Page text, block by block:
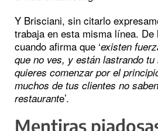
Y Brisciani, sin citarlo
trabaja en esta misma línea.
cuando afirma que ‘existen
que no ves, y están lastrando tu
quieres comenzar por el
muchos de tus clientes no
restaurante’.
Mentiras